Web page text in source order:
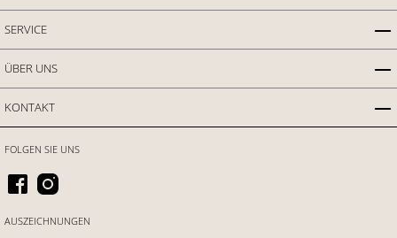
SERVICE
ÜBER UNS
KONTAKT
FOLGEN SIE UNS
AUSZEICHNUNGEN